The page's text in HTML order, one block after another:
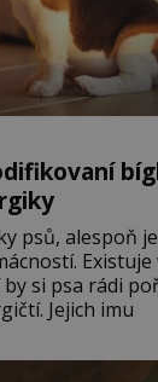
psů, alespoň
si psa rádi
Jejich imu